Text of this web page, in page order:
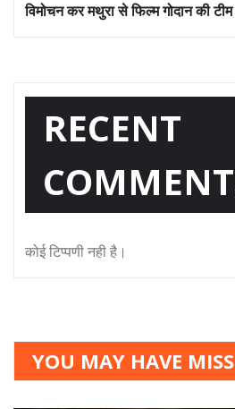
विमोचन कर मथुरा से फिल्म गोदान की टीम
RECENT
कोई टिप्पणी नही है।
YOU MAY HAVE